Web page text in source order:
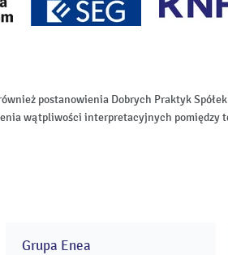
postanowienia Dobrych Praktyk
wątpliwości interpretacyjnych pomiędzy
Grupa Enea